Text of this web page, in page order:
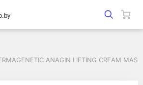
ANAGIN LIFTING CREAM
(ПРОБНИК)
ANAGIN LIFTING CREAM